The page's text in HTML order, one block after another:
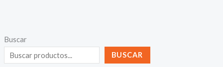
Buscar
BUSCAR